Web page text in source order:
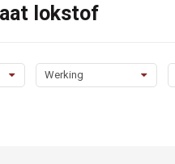
lokstof
Werking